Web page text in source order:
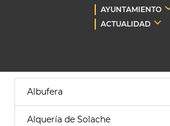
AYUNTAMIENTO
ACTUALIDAD
Albufera
Alquería de Solache